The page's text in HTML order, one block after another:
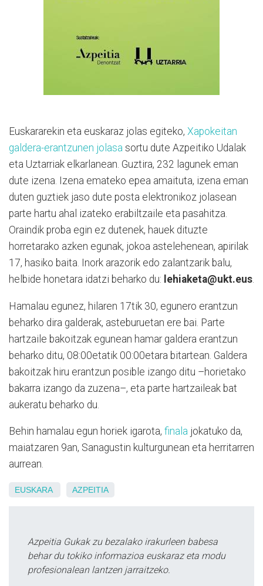
Euskararekin eta euskaraz jolas egiteko, Xapokeitan
galdera-erantzunen jolasa sortu dute Azpeitiko Udalak
eta Uztarriak elkarlanean. Guztira, 232 lagunek eman
dute izena. Izena emateko epea amaituta, izena eman
duten guztiek jaso dute posta elektronikoz jolasean
parte hartu ahal izateko erabiltzaile eta pasahitza.
Oraindik proba egin ez dutenek, hauek dituzte
horretarako azken egunak, jokoa astelehenean, apirilak
17, hasiko baita. Inork arazorik edo zalantzarik balu,
helbide honetara idatzi beharko du: lehiaketa@ukt.eus
Hamalau egunez, hilaren 17tik 30, egunero erantzun
beharko dira galderak, asteburuetan ere bai. Parte
hartzaile bakoitzak egunean hamar galdera erantzun
beharko ditu, 08:00etatik 00:00etara bitartean. Galdera
bakoitzak hiru erantzun posible izango ditu –horietako
bakarra izango da zuzena–, eta parte hartzaileak bat
aukeratu beharko du.
Behin hamalau egun horiek igarota, finala jokatuko da,
maiatzaren 9an, Sanagustin kulturgunean eta herritarren
aurrean.
EUSKARA AZPEITIA
Azpeitia Gukak zu bezalako irakurleen babesa
behar du tokiko informazioa euskaraz eta modu
profesionalean lantzen jarraitzeko.